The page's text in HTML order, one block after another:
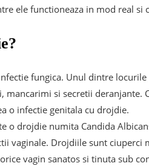
ele functioneaza in mod real si
fungica. Unul dintre
mancarimi si secretii deranjante.
o infectie genitala cu drojdie.
o drojdie numita Candida
vaginale. Drojdiile sunt ciuperci
vagin sanatos si tinuta sub